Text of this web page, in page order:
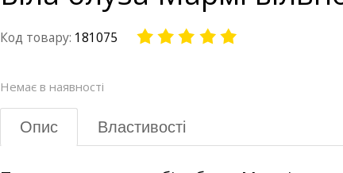
Код товару: 181075
Немає в наявності
Опис Властивості